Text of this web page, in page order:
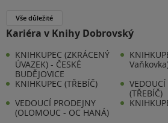
Vše důležité
Kariéra v Knihy Dobrovský
KNIHKUPEC (ZKRÁCENÝ
ÚVAZEK) - ČESKÉ
BUDĚJOVICE
KNIHKUPEC (TŘEBÍČ)
VEDOUCÍ
(TŘEBÍČ)
VEDOUCÍ PRODEJNY
(OLOMOUC - OC HANÁ)